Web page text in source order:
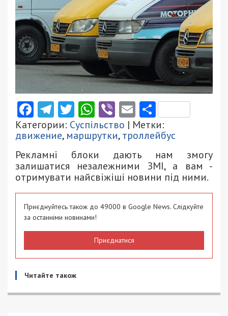
Facebook
Telegram
Twitter
WhatsApp
ViberEmail
Категории: Суспільство | Метки:
движение, маршрутки,троллейбус
Рекламні блоки дають нам змогу
залишатися незалежними ЗМІ, а вам -
отримувати найсвіжіші новини під ними.
Приєднуйтесь також до 49000 в Google News. Слідкуйте
за останніми новинами!
Приєднатися
Читайте також